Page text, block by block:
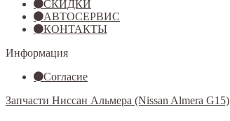
СКИДКИ
АВТОСЕРВИС
КОНТАКТЫ
Информация
Согласие
Запчасти Ниссан Альмера (Nissan Almera G15)